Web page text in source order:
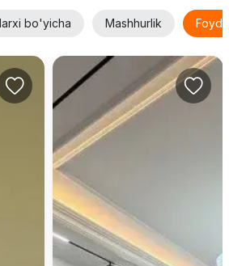
bo'yicha Mashhurlik